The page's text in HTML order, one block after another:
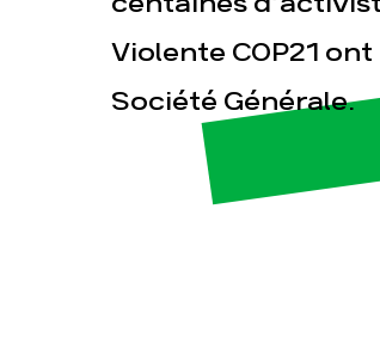
Violente COP21
Société Générale.